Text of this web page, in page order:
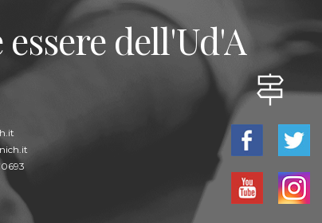
dell'Ud'A